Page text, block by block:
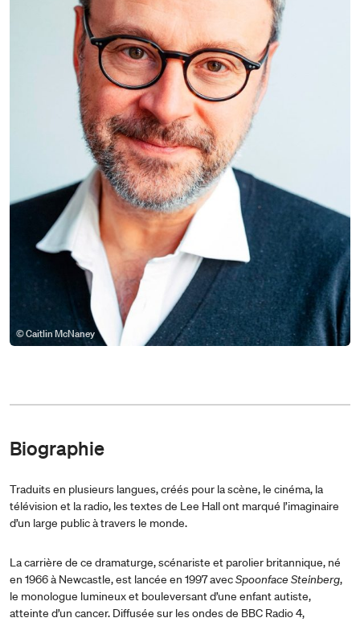
© Caitlin McNaney
Biographie
Traduits en plusieurs langues, créés pour la scène, le cinéma, la
télévision et la radio, les textes de Lee Hall ont marqué l’imaginaire
d’un large public à travers le monde.
La carrière de ce dramaturge, scénariste et parolier britannique, né
en 1966 à Newcastle, est lancée en 1997 avecSpoonface Steinberg,
le monologue lumineux et bouleversant d’une enfant autiste,
atteinte d’un cancer. Diffusée sur les ondes de BBC Radio 4,